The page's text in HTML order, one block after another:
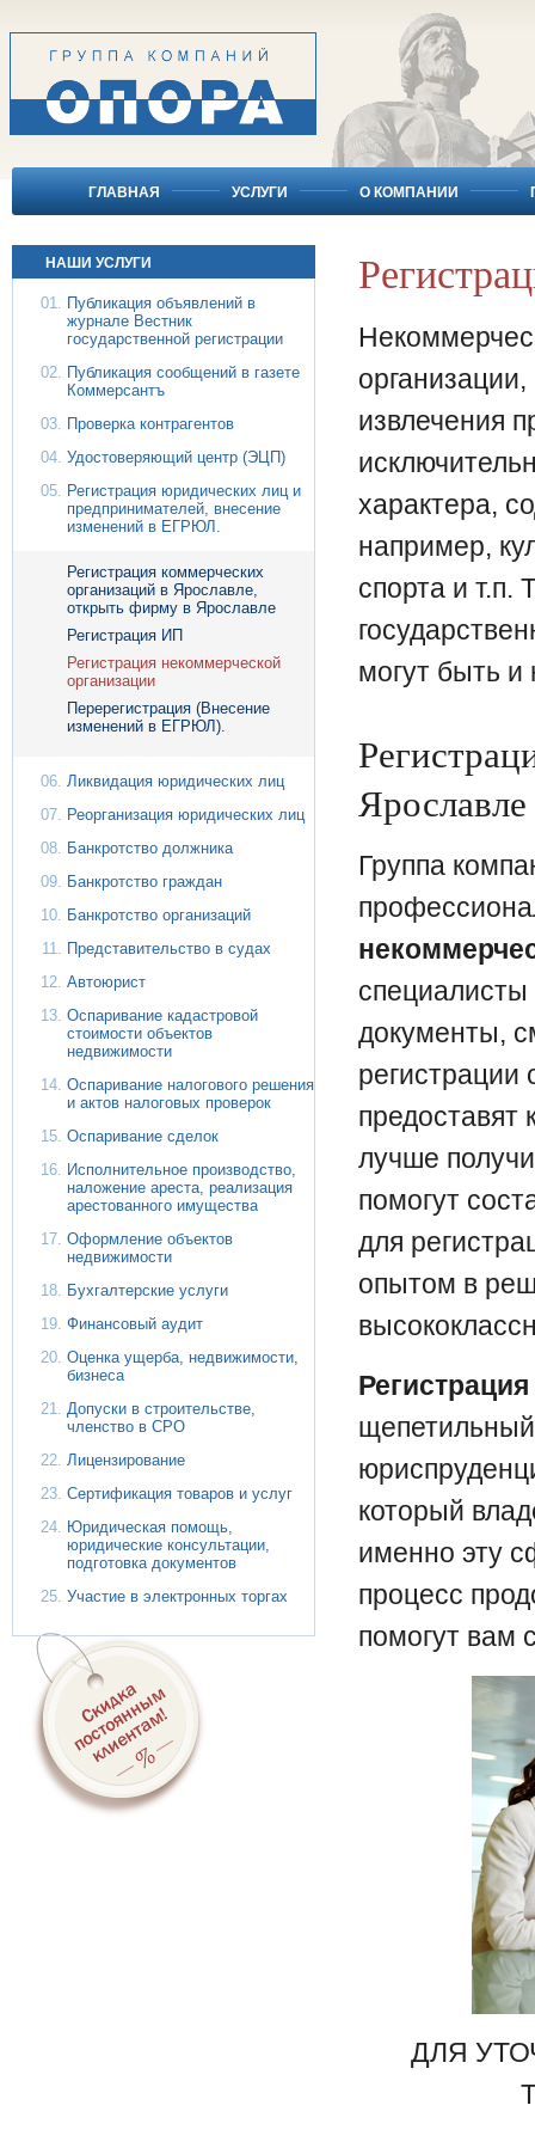
ГЛАВНАЯ УСЛУГИ О КОМПАНИИ
НАШИ УСЛУГИ
Публикация объявлений в
журнале Вестник
государственной регистрации
Публикация сообщений в газете
Коммерсантъ
Проверка контрагентов
Удостоверяющий центр (ЭЦП)
Регистрация юридических лиц и
предпринимателей, внесение
изменений в ЕГРЮЛ.
Регистрация коммерческих
организаций в Ярославле,
открыть фирму в Ярославле
Регистрация ИП
Регистрация некоммерческой
организации
Перерегистрация (Внесение
изменений в ЕГРЮЛ).
Ликвидация юридических лиц
Реорганизация юридических лиц
Банкротство должника
Банкротство граждан
Банкротство организаций
Представительство в судах
Автоюрист
Оспаривание кадастровой
стоимости объектов
недвижимости
Оспаривание налогового решения
и актов налоговых проверок
Оспаривание сделок
Исполнительное производство,
наложение ареста, реализация
арестованного имущества
Оформление объектов
недвижимости
Бухгалтерские услуги
Финансовый аудит
Оценка ущерба, недвижимости,
бизнеса
Допуски в строительстве,
членство в СРО
Лицензирование
Сертификация товаров и услуг
Юридическая помощь,
юридические консультации,
подготовка документов
Участие в электронных торгах
извлечения
характера,
например,
спорта и т.п.
могут быть и
Ярославле
Группа
специалисты
документы,
предоставят
лучше
помогут
для
опытом в
который
именно эту
процесс
помогут вам
ДЛЯ